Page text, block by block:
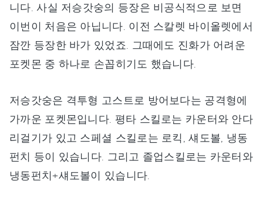
니다. 사실 저승갓숭의 등장은 비공식적으로 보면
이번이 처음은 아닙니다. 이전 스칼렛 바이올렛에서
잠깐 등장한 바가 있었죠. 그때에도 진화가 어려운
포켓몬 중 하나로 손꼽히기도 했습니다.
저승갓숭은 격투형 고스트로 방어보다는 공격형에
가까운 포켓몬입니다. 평타 스킬로는 카운터와 안다
리걸기가 있고 스페셜 스킬로는 로킥, 섀도볼, 냉동
펀치 등이 있습니다. 그리고 졸업스킬로는 카운터와
냉동펀치+섀도볼이 있습니다.